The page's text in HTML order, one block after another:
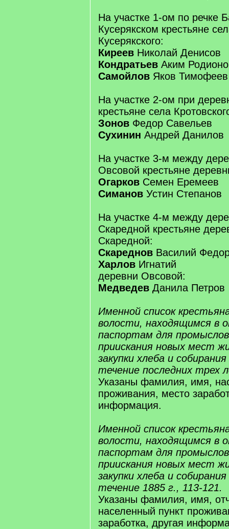
На участке 1-ом по речке
Кусерякском крестьяне
Кусерякского:
Киреев Николай Денисов
Кондратьев Аким
Самойлов Яков Тимофеев
На участке 2-ом при
крестьяне села
Зонов Федор Савельев
Сухинин Андрей Данилов
На участке 3-м между
Овсовой крестьяне
Огарков Семен Еремеев
Симанов Устин Степанов
На участке 4-м между
Скаредной крестьяне
Скаредной:
Скареднов Василий
Харлов Игнатий
деревни Овсовой:
Медведев Данила Петров
Именной список
волости, находящимся в
паспортам для
приискания новых мест
закупки хлеба и
течение последних трех
Указаны фамилия, имя,
проживания, место
информация.
Именной список
волости, находящимся в
паспортам для
приискания новых мест
закупки хлеба и
течение 1885 г., 113-121.
Указаны фамилия, имя,
населенный пункт
заработка, другая